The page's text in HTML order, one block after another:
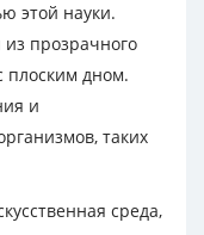
этой науки.
прозрачного
плоским дном.
и
таких
среда,